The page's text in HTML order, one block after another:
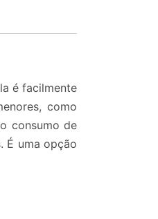
é facilmente
como
consumo de
É uma opção